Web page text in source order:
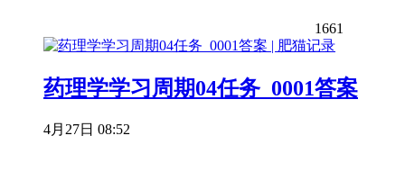
1661
药理学学习周期04任务_0001答案
4月27日 08:52